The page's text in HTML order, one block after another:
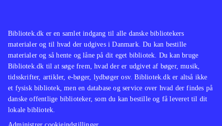
Bibliotek.dk er en samlet indgang til alle danske bibliotekers
materialer og til hvad der udgives i Danmark. Du kan bestille
materialer og så hente og låne på dit eget bibliotek. Du kan bruge
Bibliotek.dk til at søge frem, hvad der er udgivet af bøger, musik,
tidsskrifter, artikler, e-bøger, lydbøger osv. Bibliotek.dk er altså ikke
et fysisk bibliotek, men en database og service over hvad der findes på
danske offentlige biblioteker, som du kan bestille og få leveret til dit
lokale bibliotek.